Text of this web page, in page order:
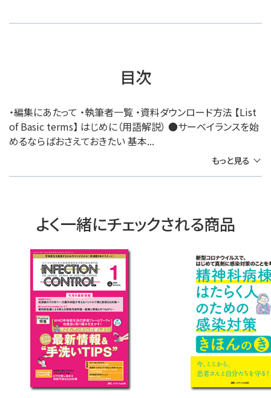
目次
・編集にあたって ・執筆者一覧 ・資料ダウンロード方法 【List
of Basic terms】 はじめに（用語解説） ●サーベイランスを始
めるならばおさえておきたい 基本...
もっと見る
よく一緒にチェックされる商品